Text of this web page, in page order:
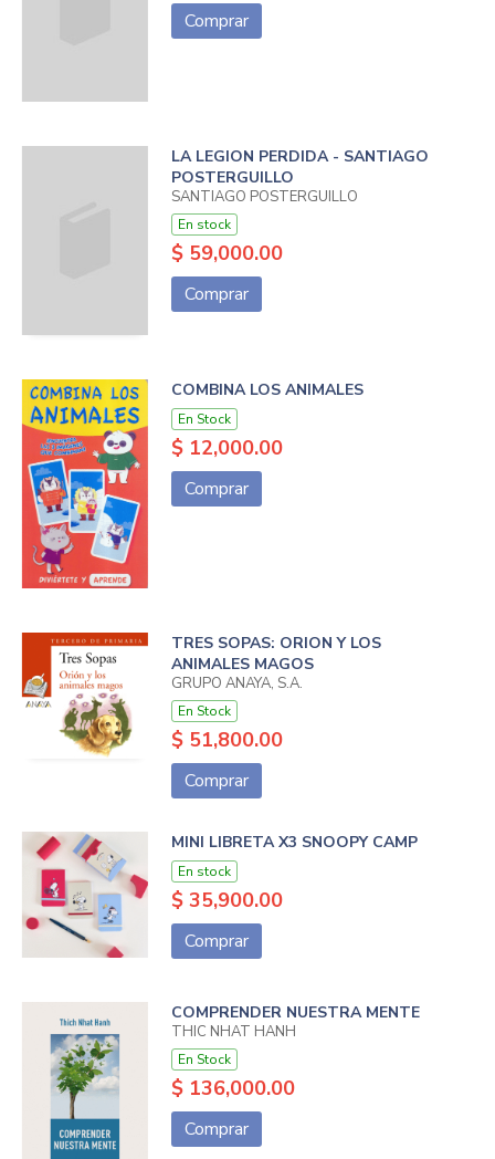
Comprar
LA LEGION PERDIDA - SANTIAGO
POSTERGUILLO
SANTIAGO POSTERGUILLO
En stock
$ 59,000.00
Comprar
COMBINA LOS ANIMALES
En Stock
$ 12,000.00
Comprar
TRES SOPAS: ORION Y LOS
ANIMALES MAGOS
GRUPO ANAYA, S.A.
En Stock
$ 51,800.00
Comprar
MINI LIBRETA X3 SNOOPY CAMP
En stock
$ 35,900.00
Comprar
COMPRENDER NUESTRA MENTE
THIC NHAT HANH
En Stock
$ 136,000.00
Comprar